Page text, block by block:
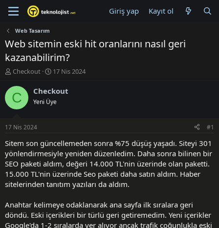
Giriş yap Kayıt ol
Web Tasarım
Web sitemin eski hit oranlarını nasıl geri
kazanabilirim?
K
n
u
B
a
ş
a
t
a
n
Checkout
B
ş
a
ç
t
a
r
i
h
17 Nis 2024
C Checkout
Yeni Üye
17 Nis 2024 #1
Sitem son güncellemeden sonra %75 düşüş yaşadı. Siteyi 301
yönlendirmesiyle yeniden düzenledim. Daha sonra bilinen bir
SEO paketi aldım, değeri 14.000 TL'nin üzerinde olan paketti.
15.000 TL'nin üzerinde Seo paketi daha satın aldım. Haber
sitelerinden tanıtım yazıları da aldım.
Anahtar kelimeye odaklanarak ana sayfa ilk sıralara geri
döndü. Eski içerikleri bir türlü geri getiremedim. Yeni içerikler
Google'da 1-2 sıralarda yer alıyor ancak trafik çoğunlukla eski